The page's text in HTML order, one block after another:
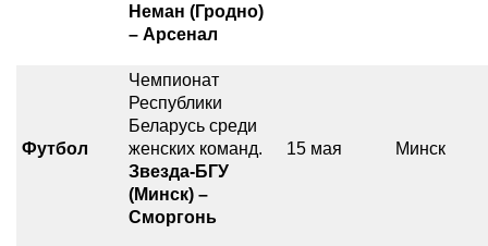
Неман (Гродно)
– Арсенал
Футбол
Чемпионат
Республики
Беларусь среди
женских команд.
Звезда-БГУ
(Минск) –
Сморгонь
15 мая Минск